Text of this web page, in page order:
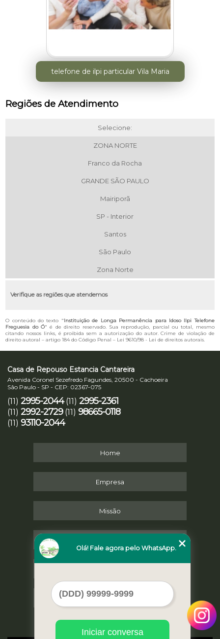
telefone de ilpi particular Vila Maria
Regiões de Atendimento
Selecione:
ZONA NORTE
Franco da Rocha
GRANDE SÃO PAULO
Mairiporã
SP - Interior
Santos
São Paulo
Zona Norte
Verifique as regiões que atendemos
O conteúdo do texto "Instituição de Longa Permanência para Idoso Ilpi Telefone
Freguesia do Ó" é de direito reservado. Sua reprodução, parcial ou total, mesmo
citando nossos links, é proibida sem a autorização do autor. Crime de violação de
direito autoral – artigo 184 do Código Penal – Lei 9610/98 - Lei de direitos autorais.
Casa de Repouso Estancia Cantareira
Avenida Coronel Sezefredo Fagundes, 20500 - Cachoeira
São Paulo - SP - CEP: 02367-075
(11) 2995-2044 (11) 2995-2361
(11) 2992-2729 (11) 98665-0118
(11) 93110-2044
Home
Empresa
Missão
Mapa do site
Olá! Fale agora pelo WhatsApp.
Iniciar conversa